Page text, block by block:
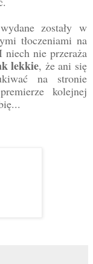
zostały w
tłoczeniami na
niech nie przeraża
lekkie, że ani się
na stronie
kolejnej